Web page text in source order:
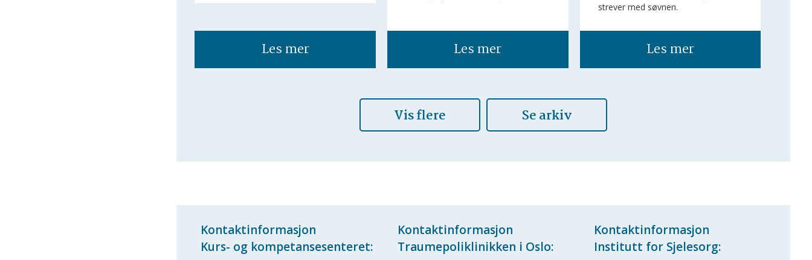
Les mer Les mer
strever med søvnen.
Les mer
Vis flere Se arkiv
Kontaktinformasjon
Kurs- og kompetansesenteret:
Kontaktinformasjon
Traumepoliklinikken i Oslo:
Kontaktinformasjon
Institutt for Sjelesorg: